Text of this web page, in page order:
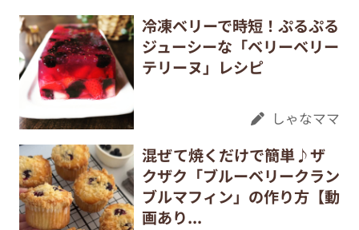
冷凍ベリーで時短！ぷるぷる
ジューシーな「ベリーベリー
テリーヌ」レシピ
しゃなママ
混ぜて焼くだけで簡単♪ザ
クザク「ブルーベリークラン
ブルマフィン」の作り方【動
画あり...